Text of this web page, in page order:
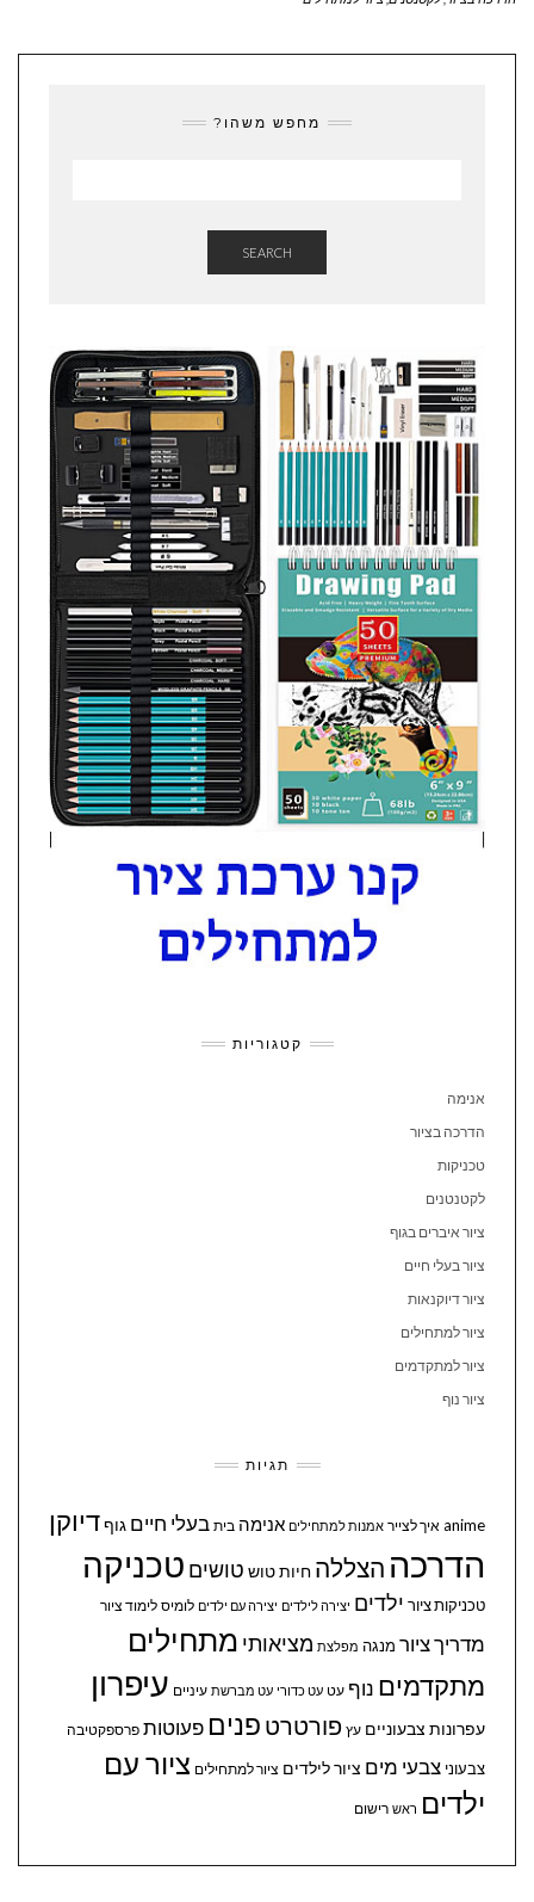
מחפש משהו?
SEARCH
קטגוריות
אנימה
הדרכה בציור
טכניקות
לקטנטנים
ציור איברים בגוף
ציור בעלי חיים
ציור דיוקנאות
ציור למתחילים
ציור למתקדמים
ציור נוף
תגיות
anime איך לצייר אמנות למתחילים אנימה בית בעלי חיים גוףדיוקן
הדרכה הצללה חיותטוש טושים טכניקה
טכניקות ציור ילדים יצירה לילדים יצירה עם ילדים לומיס לימוד ציור
מדריך ציור מנגה מפלצת מציאותי מתחילים
מתקדמים נוף עט עט כדורי עט מברשת עיניים עיפרון
עפרונות צבעוניים עץ פורטרט פנים פעוטות פרספקטיבה
צבעוני צבעי מים ציור לילדים ציור למתחילים ציור עם
ילדים ראש רישום